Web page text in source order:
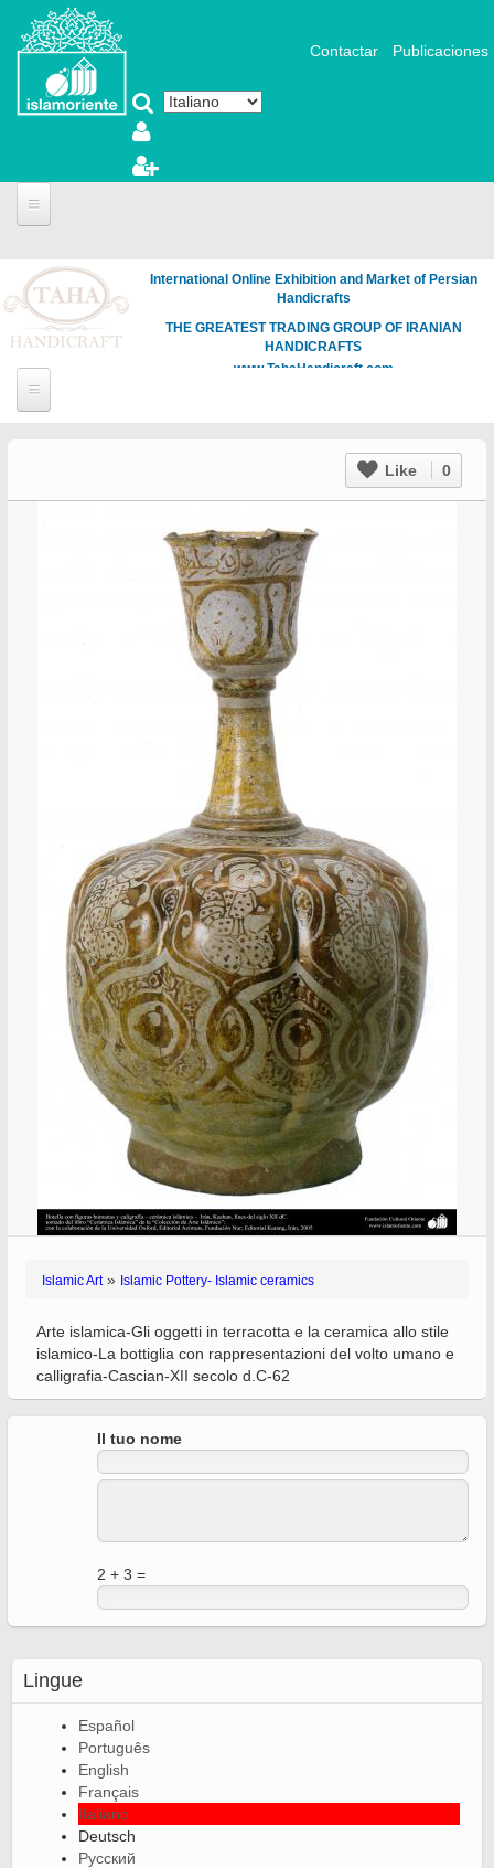
Salta al contenuto principale
Contactar Publicaciones
International Online Exhibition and Market of Persian
Handicrafts
THE GREATEST TRADING GROUP OF IRANIAN
HANDICRAFTS
www.TahaHandicraft.com
Like 0
Islamic Art» Islamic Pottery- Islamic ceramics
Arte islamica-Gli oggetti in terracotta e la ceramica allo stile
islamico-La bottiglia con rappresentazioni del volto umano e
calligrafia-Cascian-XII secolo d.C-62
Il tuo nome
2 + 3 =
Lingue
Español
Português
English
Français
Italiano
Deutsch
Русский